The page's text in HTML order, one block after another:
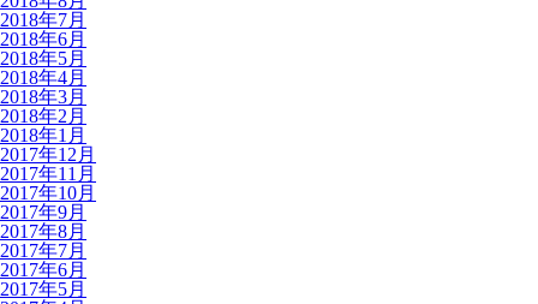
2018年7月
2018年6月
2018年5月
2018年4月
2018年3月
2018年2月
2018年1月
2017年12月
2017年11月
2017年10月
2017年9月
2017年8月
2017年7月
2017年6月
2017年5月